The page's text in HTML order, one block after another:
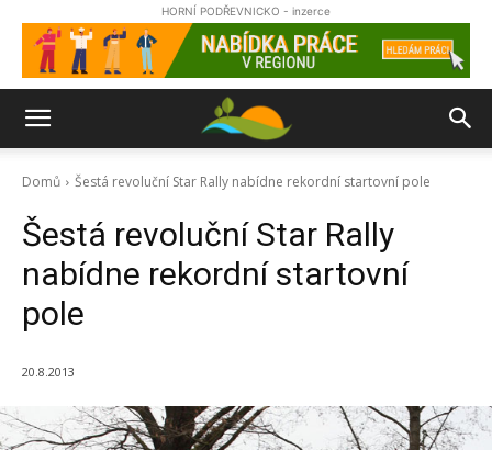
HORNÍ PODŘEVNICKO - inzerce
Domů Šestá revoluční Star Rally nabídne rekordní startovní pole
Šestá revoluční Star Rally
nabídne rekordní startovní
pole
20.8.2013